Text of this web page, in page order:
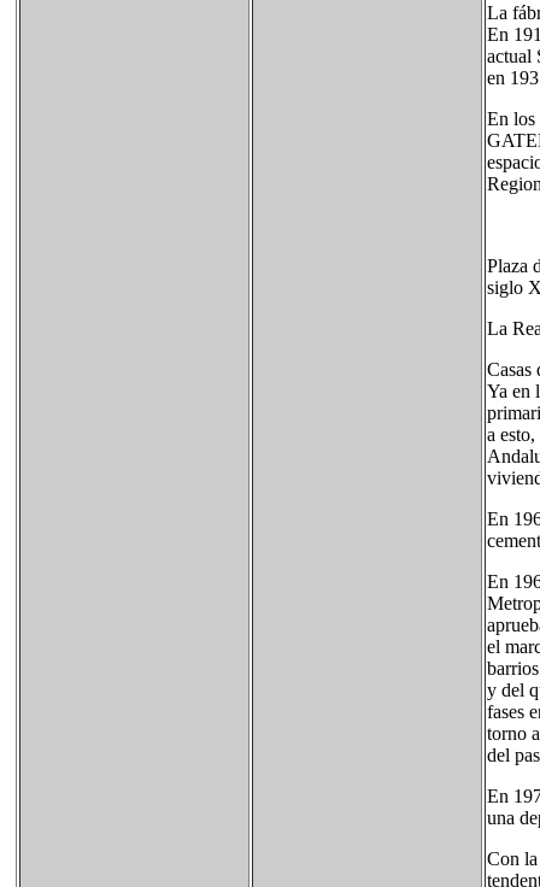
La
En
actual
en
En los
Plaza
siglo
La
Casas
Ya en
a
En
En
el
y del
fases
torno
del
En
una
Con la